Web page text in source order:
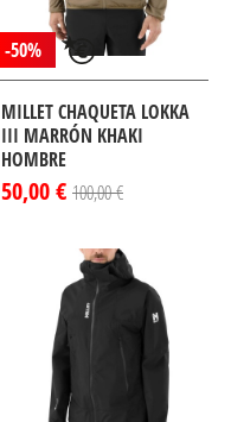
-50%
MILLET CHAQUETA LOKKA
III MARRÓN KHAKI
HOMBRE
50,00 € 100,00 €